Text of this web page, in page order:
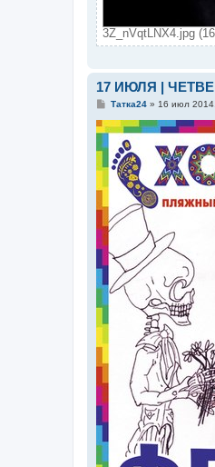
3Z_nVqtLNX4.jpg
17 ИЮЛЯ |
С
о
б
щ
н
е
Татка24» 16 июл